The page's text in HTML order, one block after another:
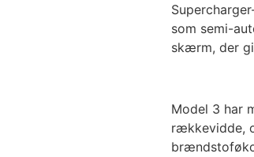
som semi-
skærm, der
Model 3 har
rækkevidde,